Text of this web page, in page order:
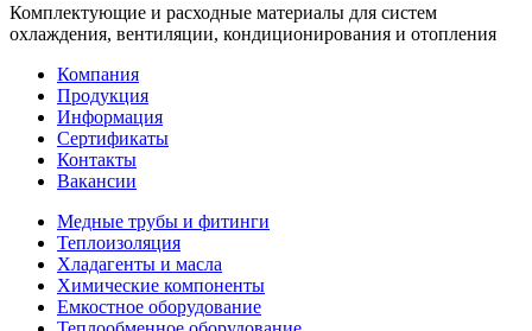
Комплектующие и расходные материалы для систем
охлаждения, вентиляции, кондиционирования и отопления
Компания
Продукция
Информация
Сертификаты
Контакты
Вакансии
Медные трубы и фитинги
Теплоизоляция
Хладагенты и масла
Химические компоненты
Емкостное оборудование